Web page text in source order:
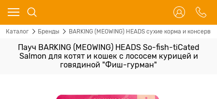
Каталог Бренды BARKING (MEOWING) HEADS сухие корма и
Пауч BARKING (MEOWING) HEADS So-fish-tiCated
Salmon для котят и кошек с лососем курицей и
говядиной "Фиш-гурман"